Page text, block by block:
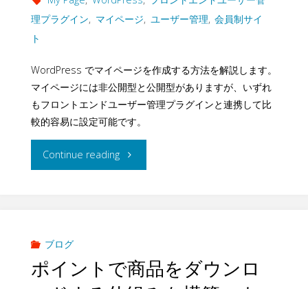
ト
構
築
ネ
ョ
ィ
グ
サ
イ
ト
築
理プラグイン, マイページ, ユーザー管理, 会員制サイ
ト
WordPress でマイページを作成する方法を解説します。
マイページには非公開型と公開型がありますが、いずれ
もフロントエンドユーザー管理プラグインと連携して比
較的容易に設定可能です。
Continue reading"WordPress
開
ブログ
ポイントで商品をダウンロ